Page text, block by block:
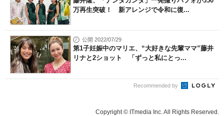
万再生突破！ 新アレンジで令和に復...
公開 2022/07/29
第1子妊娠中のマリエ、“大好きな先輩ママ”藤井
リナと2ショット 「ずっと私にとっ...
Recommended by
Copyright © ITmedia Inc. All Rights Reserved.